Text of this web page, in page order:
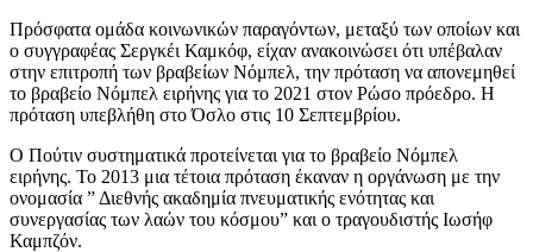
Πρόσφατα ομάδα κοινωνικών παραγόντων, μεταξύ των οποίων και
ο συγγραφέας Σεργκέι Καμκόφ, είχαν ανακοινώσει ότι υπέβαλαν
στην επιτροπή των βραβείων Νόμπελ, την πρόταση να απονεμηθεί
το βραβείο Νόμπελ ειρήνης για το 2021 στον Ρώσο πρόεδρο. Η
πρόταση υπεβλήθη στο Όσλο στις 10 Σεπτεμβρίου.
Ο Πούτιν συστηματικά προτείνεται για το βραβείο Νόμπελ
ειρήνης. Το 2013 μια τέτοια πρόταση έκαναν η οργάνωση με την
ονομασία ” Διεθνής ακαδημία πνευματικής ενότητας και
συνεργασίας των λαών του κόσμου” και ο τραγουδιστής Ιωσήφ
Καμπζόν.